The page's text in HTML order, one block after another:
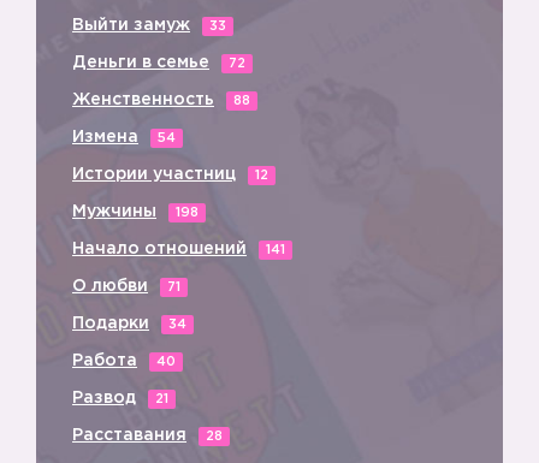
Выйти замуж 33
Деньги в семье 72
Женственность 88
Измена 54
Истории участниц 12
Мужчины 198
Начало отношений 141
О любви 71
Подарки 34
Работа 40
Развод 21
Расставания 28